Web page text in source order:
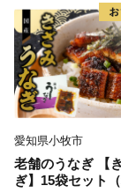
をお送りいた
ずれかの方法
1. オンライン
スマートフォ
し、マイナン
2. ご自身で
「ふるまど」
愛知県小牧市
老舗のうなぎ 【
ぎ】15袋セット